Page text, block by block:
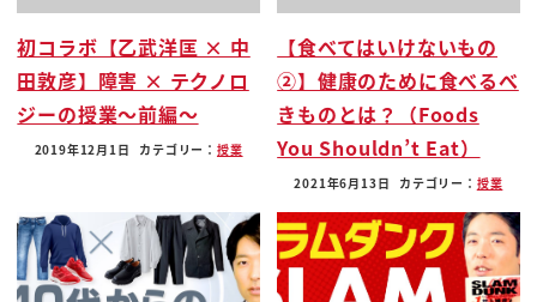
いうことなんですね 先ほども言いました
この戒厳令というのは滅多に出るものでは
ないんですよね この戒厳令という意味自体
がですねえ 戦術中もしくはそれに類する
非常事態の時にのみ発令される そして発令
されるとどうなるのっていうことなんです
けども これですね 一時的に軍 軍隊に権力を
集中させる それ以外の活動を停止するって
いうことなんですね なのでもうこれは非常
初コラボ【乙武洋匡 × 中
田敦彦】障害 × テクノロ
ジーの授業〜前編〜
2019年12月1日 カテゴリー： 授業
【食べてはいけないもの
②】健康のために食べるべ
きものとは？（Foods
You Shouldn’t Eat）
2021年6月13日 カテゴリー： 授業